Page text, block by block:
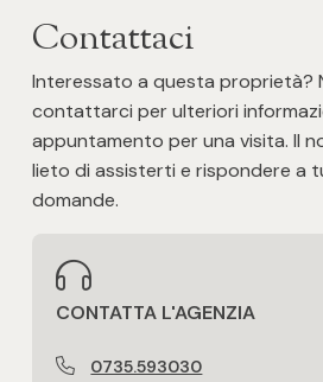
Scuole
Scuole Medie
Ufficio Postale
Centro
Contattaci
Interessato a questa proprietà?
contattarci per ulteriori
appuntamento per una visita. Il
lieto di assisterti e rispondere a
domande.
CONTATTA L'AGENZIA
0735.593030